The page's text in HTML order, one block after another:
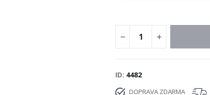
ID 4482
DOPRAVA ZDARMA